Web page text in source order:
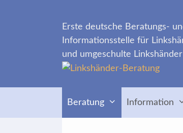
Erste deutsche Beratungs-
Informationsstelle für
und umgeschulte Linkshänder
Beratung Information